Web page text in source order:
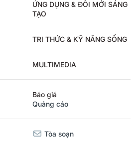
ỨNG DỤNG & ĐỔI MỚI SÁNG
TẠO
TRI THỨC & KỸ NĂNG SỐNG
MULTIMEDIA
Báo giá
Quảng cáo
Tòa soạn